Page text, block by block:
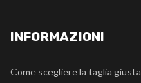
INFORMAZIONI
Come scegliere la taglia giusta